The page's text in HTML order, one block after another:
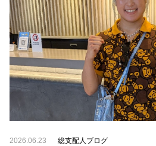
2026.06.23 総支配人ブログ